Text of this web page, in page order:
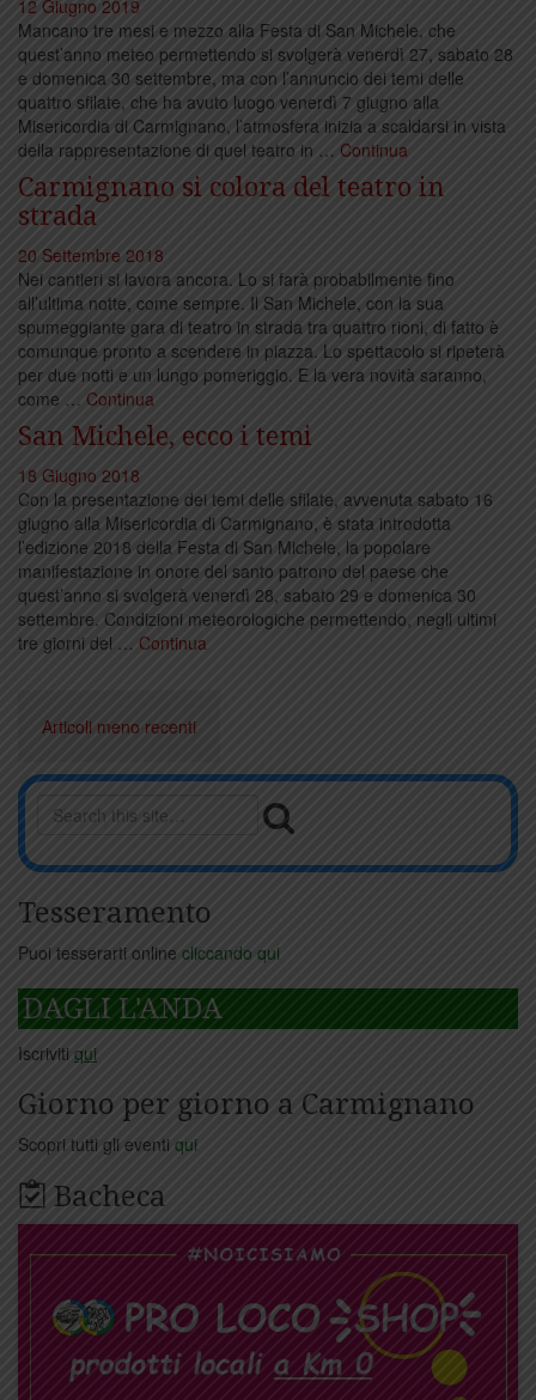
12 Giugno 2019
Mancano tre mesi e mezzo alla Festa di San Michele, che
quest’anno meteo permettendo si svolgerà venerdì 27, sabato 28
e domenica 30 settembre, ma con l’annuncio dei temi delle
quattro sfilate, che ha avuto luogo venerdì 7 giugno alla
Misericordia di Carmignano, l’atmosfera inizia a scaldarsi in vista
della rappresentazione di quel teatro in … Continua
Carmignano si colora del teatro in
strada
20 Settembre 2018
Nei cantieri si lavora ancora. Lo si farà probabilmente fino
all’ultima notte, come sempre. Il San Michele, con la sua
spumeggiante gara di teatro in strada tra quattro rioni, di fatto è
comunque pronto a scendere in piazza. Lo spettacolo si ripeterà
per due notti e un lungo pomeriggio. E la vera novità saranno,
come … Continua
San Michele, ecco i temi
18 Giugno 2018
Con la presentazione dei temi delle sfilate, avvenuta sabato 16
giugno alla Misericordia di Carmignano, è stata introdotta
l’edizione 2018 della Festa di San Michele, la popolare
manifestazione in onore del santo patrono del paese che
quest’anno si svolgerà venerdì 28, sabato 29 e domenica 30
settembre. Condizioni meteorologiche permettendo, negli ultimi
tre giorni del … Continua
articoli
Articoli meno recenti
Tesseramento
Puoi tesserarti online cliccando qui
DAGLI L'ANDA
Iscriviti qui
Giorno per giorno a Carmignano
Scopri tutti gli eventi qui
Bacheca